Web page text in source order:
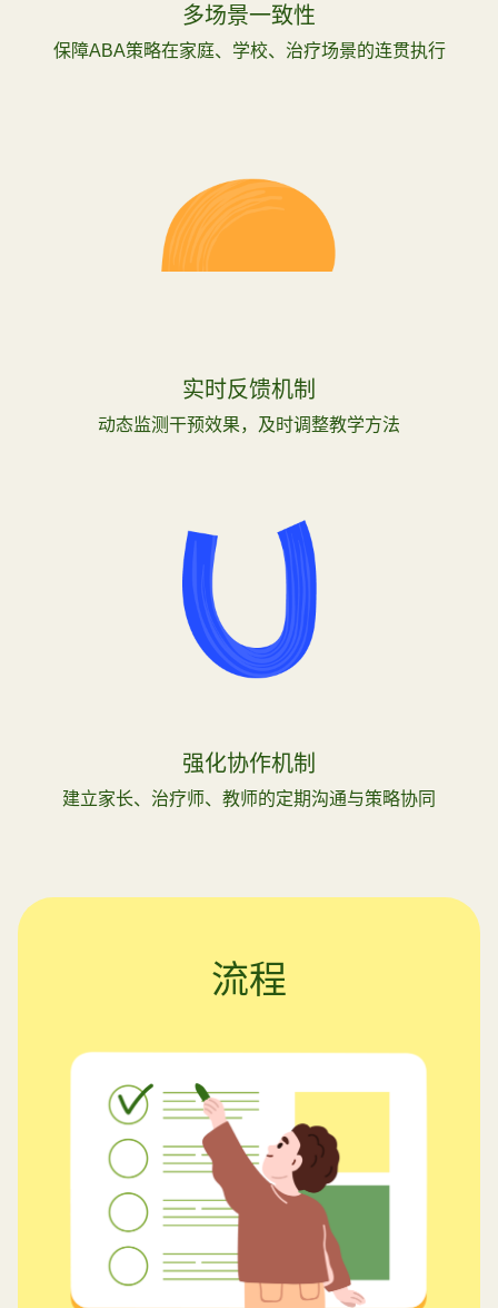
多场景一致性
保障ABA策略在家庭、学校、治疗场景的连贯执行
实时反馈机制
动态监测干预效果，及时调整教学方法
强化协作机制
建立家长、治疗师、教师的定期沟通与策略协同
流程